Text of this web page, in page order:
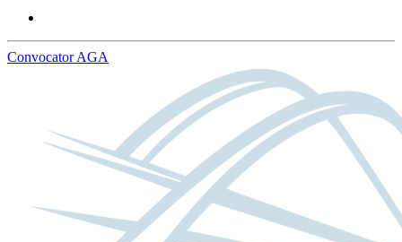
Convocator AGA